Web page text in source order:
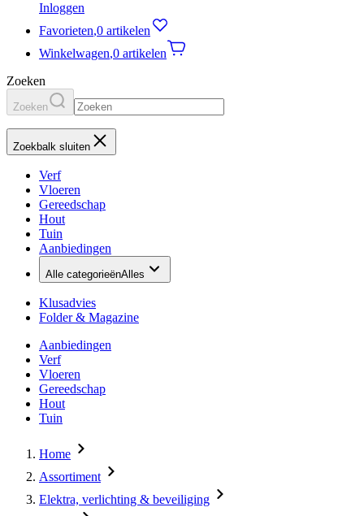
Inloggen
Favorieten,0 artikelen
Winkelwagen,0 artikelen
Zoeken
Zoeken
Zoekbalk sluiten
Verf
Vloeren
Gereedschap
Hout
Tuin
Aanbiedingen
Alle categorieënAlles
Klusadvies
Folder & Magazine
Aanbiedingen
Verf
Vloeren
Gereedschap
Hout
Tuin
Home
Assortiment
Elektra, verlichting & beveiliging